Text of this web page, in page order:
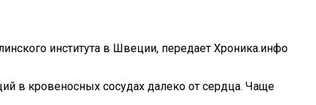
института в Швеции, передает Хроника.инфо
в кровеносных сосудах далеко от сердца. Чаще